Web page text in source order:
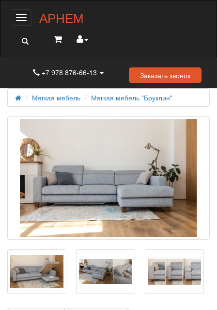
МенюАРНЕМ
+7 978 876-66-13 Заказать звонок
Мягкая мебель Мягкая мебель "Бруклин"